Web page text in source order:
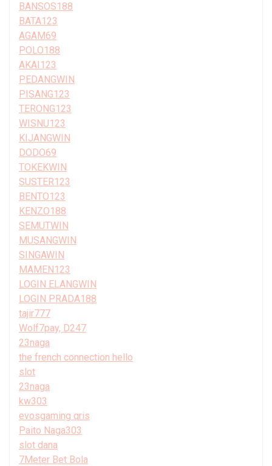
BANSOS188
BATA123
AGAM69
POLO188
AKAI123
PEDANGWIN
PISANG123
TERONG123
WISNU123
KIJANGWIN
DODO69
TOKEKWIN
SUSTER123
BENTO123
KENZO188
SEMUTWIN
MUSANGWIN
SINGAWIN
MAMEN123
LOGIN ELANGWIN
LOGIN PRADA188
tajir777
Wolf7pay, D247
23naga
the french connection hello
slot
23naga
kw303
evosgaming qris
Paito Naga303
slot dana
7Meter Bet Bola